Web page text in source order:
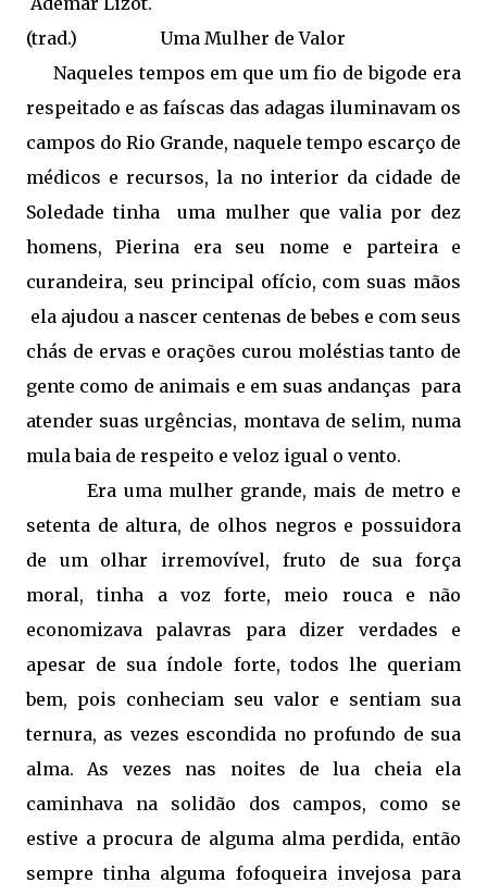
(trad.)
Uma Mulher de Valor
Naqueles tempos em que um fio de bigode era
respeitado e as faíscas das adagas iluminavam os
campos do Rio Grande, naquele tempo escarço de
médicos e recursos, la no interior da cidade de
Soledade tinha
uma mulher que valia por dez
homens, Pierina era seu nome e parteira e
curandeira, seu principal ofício, com suas mãos
ela ajudou a nascer centenas de bebes e com seus
chás de ervas e orações curou moléstias tanto de
gente como de animais e em suas andanças para
atender suas urgências, montava de selim, numa
mula baia de respeito e veloz igual o vento.
Era uma mulher grande, mais de metro e
setenta de altura, de olhos negros e possuidora
de um olhar irremovível, fruto de sua força
moral, tinha a voz forte, meio rouca e não
economizava palavras para dizer verdades e
apesar de sua índole forte, todos lhe queriam
bem, pois conheciam seu valor e sentiam sua
ternura, as vezes escondida no profundo de sua
alma. As vezes nas noites de lua cheia ela
caminhava na solidão dos campos, como se
estive a procura de alguma alma perdida, então
sempre tinha alguma fofoqueira invejosa para